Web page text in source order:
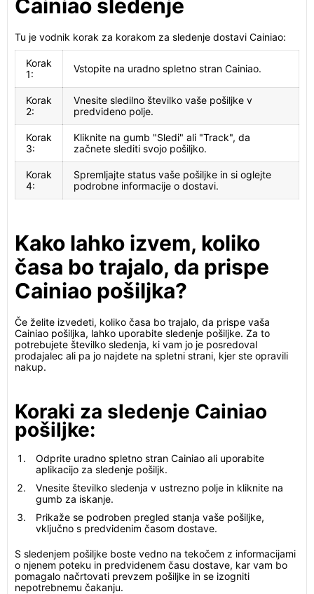
Cainiao sledenje
Tu je vodnik korak za korakom za sledenje dostavi Cainiao:
Korak
1:
Vstopite na uradno spletno stran Cainiao.
Korak
2:
Vnesite sledilno številko vaše pošiljke v
predvideno polje.
Korak
3:
Kliknite na gumb "Sledi" ali "Track", da
začnete slediti svojo pošiljko.
Korak
4:
Spremljajte status vaše pošiljke in si oglejte
podrobne informacije o dostavi.
Kako lahko izvem, koliko
časa bo trajalo, da prispe
Cainiao pošiljka?
Če želite izvedeti, koliko časa bo trajalo, da prispe vaša
Cainiao pošiljka, lahko uporabite sledenje pošiljke. Za to
potrebujete številko sledenja, ki vam jo je posredoval
prodajalec ali pa jo najdete na spletni strani, kjer ste opravili
nakup.
Koraki za sledenje Cainiao
pošiljke:
Odprite uradno spletno stran Cainiao ali uporabite
aplikacijo za sledenje pošiljk.
Vnesite številko sledenja v ustrezno polje in kliknite na
gumb za iskanje.
Prikaže se podroben pregled stanja vaše pošiljke,
vključno s predvidenim časom dostave.
S sledenjem pošiljke boste vedno na tekočem z informacijami
o njenem poteku in predvidenem času dostave, kar vam bo
pomagalo načrtovati prevzem pošiljke in se izogniti
nepotrebnemu čakanju.